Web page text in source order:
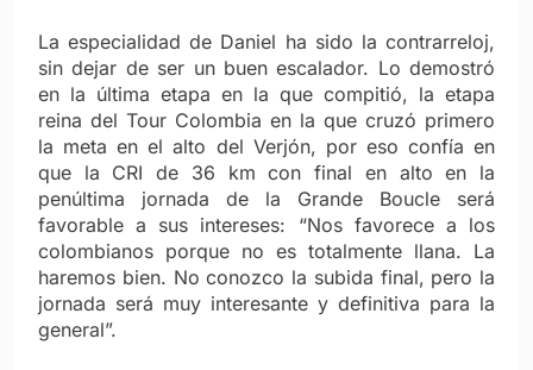
La especialidad de Daniel ha sido la contrarreloj,
sin dejar de ser un buen escalador. Lo demostró
en la última etapa en la que compitió, la etapa
reina del Tour Colombia en la que cruzó primero
la meta en el alto del Verjón, por eso confía en
que la CRI de 36 km con final en alto en la
penúltima jornada de la Grande Boucle será
favorable a sus intereses: “Nos favorece a los
colombianos porque no es totalmente llana. La
haremos bien. No conozco la subida final, pero la
jornada será muy interesante y definitiva para la
general”.